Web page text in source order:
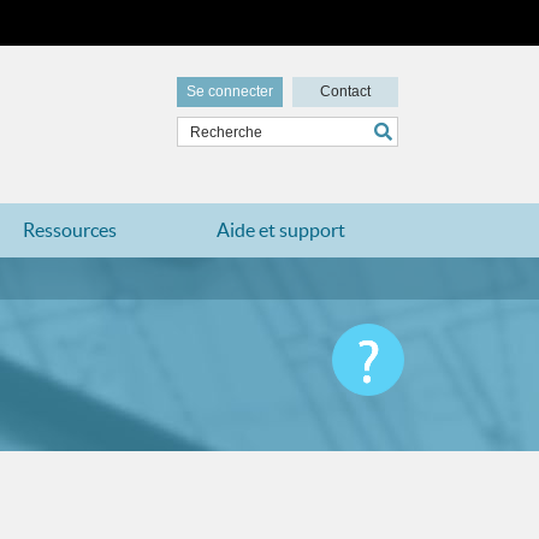
Se connecter Contact
Ressources Aide et support